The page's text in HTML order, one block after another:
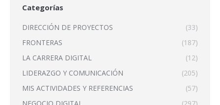
Categorías
DIRECCIÓN DE PROYECTOS
(33)
FRONTERAS
(187)
LA CARRERA DIGITAL
(12)
LIDERAZGO Y COMUNICACIÓN
(205)
MIS ACTIVIDADES Y REFERENCIAS
(57)